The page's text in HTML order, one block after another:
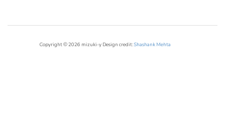
Copyright © 2026 mizuki-y Design credit:Shashank Mehta